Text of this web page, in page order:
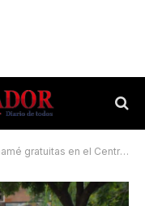
en el Centro Cultural Adolfo Mors